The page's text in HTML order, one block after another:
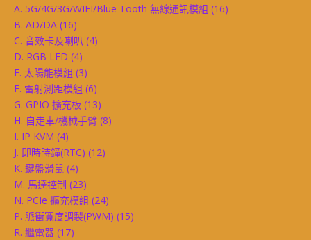
A. 5G/4G/3G/WIFI/Blue Tooth 無線通訊模組 (16)
B. AD/DA (16)
C. 音效卡及喇叭 (4)
D. RGB LED (4)
E. 太陽能模組 (3)
F. 雷射測距模組 (6)
G. GPIO 擴充板 (13)
H. 自走車/機械手臂 (8)
I. IP KVM (4)
J. 即時時鐘(RTC) (12)
K. 鍵盤滑鼠 (4)
M. 馬達控制 (23)
N. PCIe 擴充模組 (24)
P. 脈衝寬度調製(PWM) (15)
R. 繼電器 (17)